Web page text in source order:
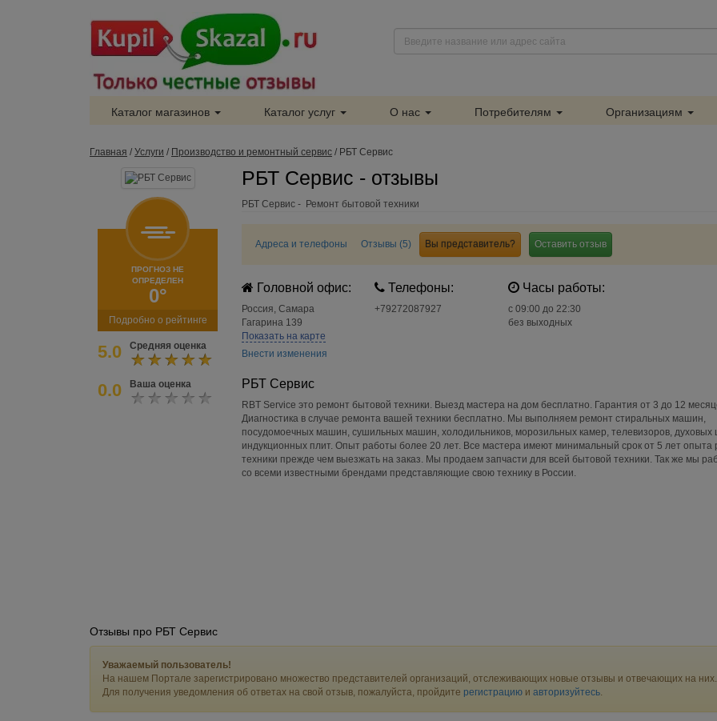
Каталог магазинов Каталог услуг О нас Потребителям Организациям
Главная / Услуги / Производство и ремонтный сервис / РБТ Сервис
ПРОГНОЗ НЕ
ОПРЕДЕЛЕН
0°
Подробно о рейтинге
5.0 Средняя оценка
0.0 Ваша оценка
РБТ Сервис - отзывы
РБТ Сервис - Ремонт бытовой техники
Адреса и телефоны Отзывы (5) Оставить отзыв
Вы представитель?
Головной офис:
Россия, Самара
Гагарина 139
Показать на карте
Внести изменения
Телефоны:
+79272087927
Часы работы:
c 09:00 до 22:30
без выходных
РБТ Сервис
RBT Service это ремонт бытовой техники. Выезд мастера на дом бесплатно. Гарантия от 3 до 12
Диагностика в случае ремонта вашей техники бесплатно. Мы выполняем ремонт стиральных машин,
посудомоечных машин, сушильных машин, холодильников, морозильных камер, телевизоров, духовых
индукционных плит. Опыт работы более 20 лет. Все мастера имеют минимальный срок от 5 лет опыта
техники прежде чем выезжать на заказ. Мы продаем запчасти для всей бытовой техники. Так же мы
со всеми известными брендами представляющие свою технику в России.
Отзывы про РБТ Сервис
Уважаемый пользователь!
На нашем Портале зарегистрировано множество представителей организаций, отслеживающих новые отзывы и отвечающих на них.
Для получения уведомления об ответах на свой отзыв, пожалуйста, пройдите регистрацию и авторизуйтесь.